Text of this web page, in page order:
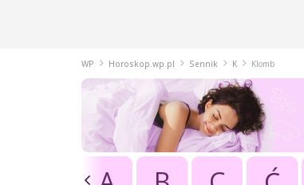
WP Horoskop.wp.pl Sennik K Klomb